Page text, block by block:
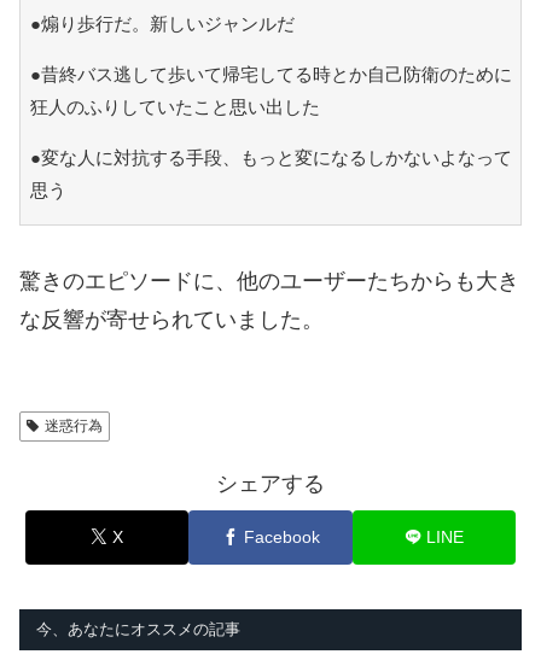
●煽り歩行だ。新しいジャンルだ
●昔終バス逃して歩いて帰宅してる時とか自己防衛のために
狂人のふりしていたこと思い出した
●変な人に対抗する手段、もっと変になるしかないよなって
思う
驚きのエピソードに、他のユーザーたちからも大き
な反響が寄せられていました。
迷惑行為
シェアする
X Facebook LINE
今、あなたにオススメの記事